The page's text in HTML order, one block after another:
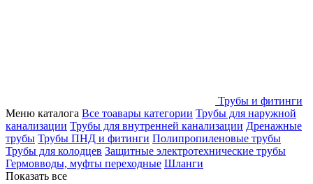
Трубы и фитинги
Меню каталога Все тоавары категории Трубы для наружной
канализации Трубы для внутренней канализации Дренажные
трубы Трубы ПНД и фитинги Полипропиленовые трубы
Трубы для колодцев Защитные электротехнические трубы
Гермовводы, муфты переходные Шланги
Показать все